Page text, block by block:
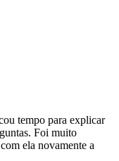
tempo para explicar
Foi muito
ela novamente a